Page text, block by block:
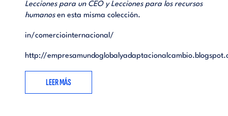
Lecciones para un CEO y Lecciones para los recursos
humanosen esta misma colección.
in/comerciointernacional/
http://
LEER MÁS